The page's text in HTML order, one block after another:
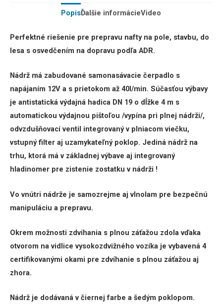
PopisĎalšie informácieVideo
Perfektné riešenie pre prepravu nafty na pole, stavbu, do
lesa s osvedčením na dopravu podľa ADR.
Nádrž má zabudované samonasávacie čerpadlo s
napájaním 12V a s prietokom až 40l/min. Súčasťou výbavy
je antistatická výdajná hadica DN 19 o dĺžke 4 m s
automatickou výdajnou pištoľou /vypína pri plnej nádrži/,
odvzdušňovací ventil integrovaný v plniacom viečku,
vstupný filter aj uzamykateľný poklop. Jediná nádrž na
trhu, ktorá má v základnej výbave aj integrovaný
hladinomer pre zistenie zostatku v nádrži !
Vo vnútri nádrže je samozrejme aj vlnolam pre bezpečnú
manipuláciu a prepravu.
Okrem možnosti zdvíhania s plnou záťažou zdola vďaka
otvorom na vidlice vysokozdvižného vozíka je vybavená 4
certifikovanými okami pre zdvíhanie s plnou záťažou aj
zhora.
Nádrž je dodávaná v čiernej farbe a šedým poklopom.